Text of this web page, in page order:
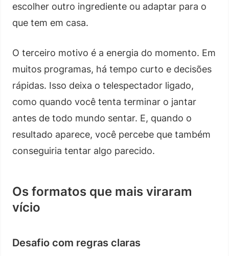
escolher outro ingrediente ou adaptar para o
que tem em casa.
O terceiro motivo é a energia do momento. Em
muitos programas, há tempo curto e decisões
rápidas. Isso deixa o telespectador ligado,
como quando você tenta terminar o jantar
antes de todo mundo sentar. E, quando o
resultado aparece, você percebe que também
conseguiria tentar algo parecido.
Os formatos que mais viraram
vício
Desafio com regras claras